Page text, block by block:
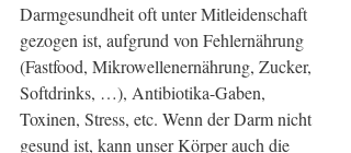
Darmgesundheit oft unter Mitleidenschaft
gezogen ist, aufgrund von Fehlernährung
(Fastfood, Mikrowellenernährung, Zucker,
Softdrinks, …), Antibiotika-Gaben,
Toxinen, Stress, etc. Wenn der Darm nicht
gesund ist, kann unser Körper auch die